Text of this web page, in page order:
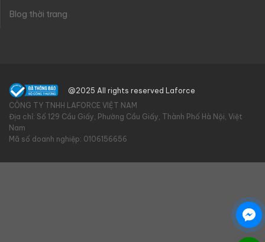
Blog thời trang
@2025 All rights reserved Laforce
CÔNG TY TNHH LAFORCE VIỆT NAM
Địa chỉ: Số 129 Cầu Giấy, Phường Cầu Giấy, Thành Phố Hà Nội, Việt
Nam
Mã số doanh nghiệp: 0106156656